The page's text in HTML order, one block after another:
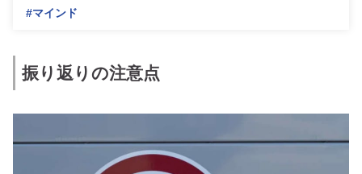
#マインド
振り返りの注意点